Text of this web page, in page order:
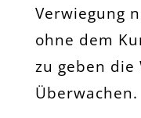
Verwiegung
ohne dem
zu geben die
Überwachen.